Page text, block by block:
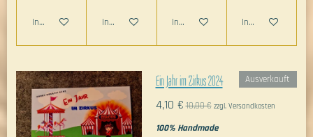
In den Warenkorb In den Warenkorb In den Warenkorb In den Warenkorb
Ausverkauft
Ein Jahr im Zirkus 2024
4,10 € 10,00 € zzgl. Versandkosten
100% Handmade